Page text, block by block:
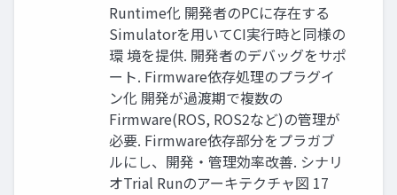
Runtime化 開発者のPCに存在する
Simulatorを用いてCI実行時と同様の
環 境を提供. 開発者のデバッグをサポ
ート. Firmware依存処理のプラグイ
ン化 開発が過渡期で複数の
Firmware(ROS, ROS2など)の管理が
必要. Firmware依存部分をプラガブ
ルにし、開発・管理効率改善. シナリ
オTrial Runのアーキテクチャ図 17